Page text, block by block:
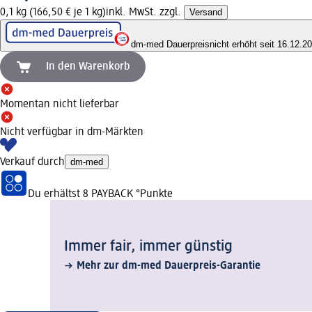
0,1 kg (166,50 € je 1 kg)inkl. MwSt. zzgl. Versand
dm-med Dauerpreisnicht erhöht seit
In den Warenkorb
Momentan nicht lieferbar
Nicht verfügbar in dm-Märkten
Verkauf durch dm-med
Du erhältst 8 PAYBACK °Punkte
Immer fair,­ immer günstig
Mehr zur dm-med Dauerpreis-Garantie